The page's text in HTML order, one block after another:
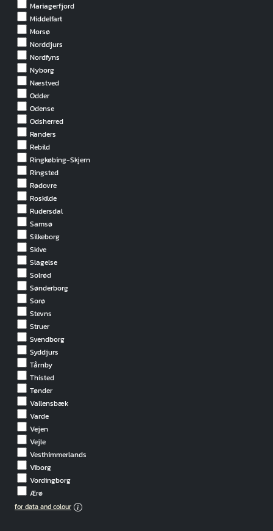
Mariagerfjord
Middelfart
Morsø
Norddjurs
Nordfyns
Nyborg
Næstved
Odder
Odense
Odsherred
Randers
Rebild
Ringkøbing-Skjern
Ringsted
Rødovre
Roskilde
Rudersdal
Samsø
Silkeborg
Skive
Slagelse
Solrød
Sønderborg
Sorø
Stevns
Struer
Svendborg
Syddjurs
Tårnby
Thisted
Tønder
Vallensbæk
Varde
Vejen
Vejle
Vesthimmerlands
Viborg
Vordingborg
Ærø
for data and colour